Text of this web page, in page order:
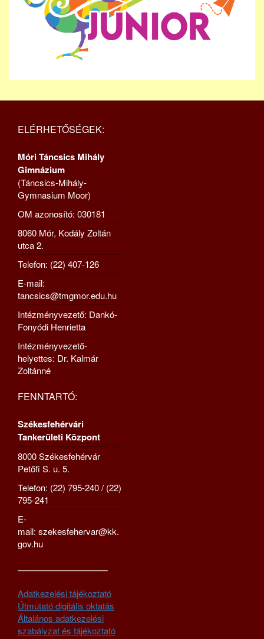
ELÉRHETŐSÉGEK:
Móri Táncsics Mihály
Gimnázium
(Táncsics-Mihály-
Gymnasium Moor)
OM azonosító: 030181
8060 Mór, Kodály Zoltán
utca 2.
Telefon: (22) 407-126
E-mail:
tancsics@tmgmor.edu.hu
Intézményvezető: Dankó-
Fonyódi Henrietta
Intézményvezető-
helyettes: Dr. Kalmár
Zoltánné
FENNTARTÓ:
Székesfehérvári
Tankerületi Központ
8000 Székesfehérvár
Petőfi S. u. 5.
Telefon: (22) 795-240 / (22)
795-241
E-
mail: szekesfehervar@kk.
gov.hu
—————————–
Adatkezelési tájékoztató
Útmutató digitális oktatás
Általános adatkezelési
szabályzat és tájékoztató